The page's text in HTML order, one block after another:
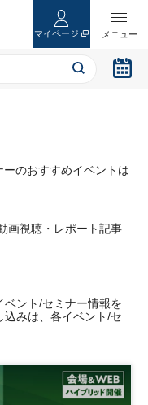
マイページ
ーのおすすめイベントは
画視聴・レポート記事
ベント/セミナー情報を
みは、各イベント/セ